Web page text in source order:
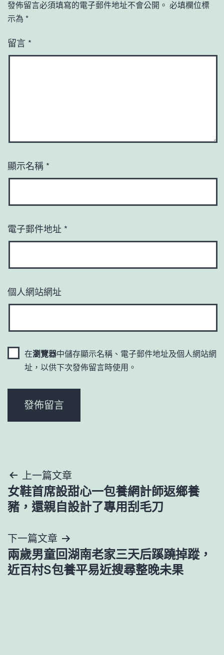
發佈留言必須填寫的電子郵件地址不會公開。 必填欄位標
示為 *
留言 *
顯示名稱 *
電子郵件地址 *
個人網站網址
在瀏覽器中儲存顯示名稱、電子郵件地址及個人網站網
址，以供下次發佈留言時使用。
文
章
覽
上一篇文章
女鞋首席設甜心一包養網計師返鄉養
豬，還親自設計了專用刮毛刀
下一篇文章
兩歲男童回湖南老家三天后蹊蹺掉蹤，
近百村S包養平易近搜尋整晚未果